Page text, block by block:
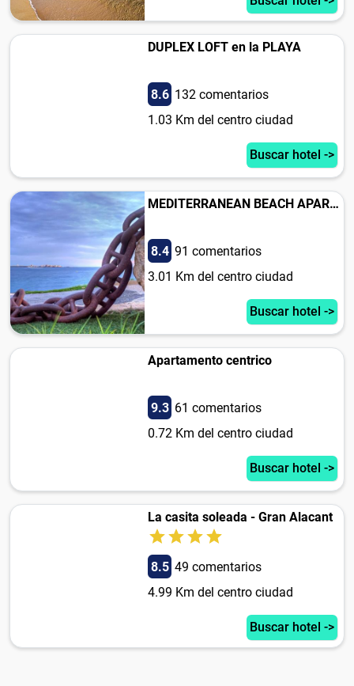
DUPLEX LOFT en la PLAYA
8.6 132 comentarios
1.03 Km del centro ciudad
Buscar hotel ->
MEDITERRANEAN BEACH APARTMENT 180º SEA & ISLAND VIEWS
8.4 91 comentarios
3.01 Km del centro ciudad
Buscar hotel ->
Apartamento centrico
9.3 61 comentarios
0.72 Km del centro ciudad
Buscar hotel ->
La casita soleada - Gran Alacant
8.5 49 comentarios
4.99 Km del centro ciudad
Buscar hotel ->